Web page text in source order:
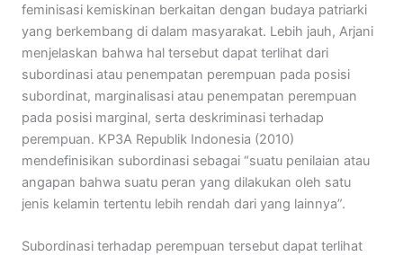
feminisasi kemiskinan berkaitan dengan budaya patriarki
yang berkembang di dalam masyarakat. Lebih jauh, Arjani
menjelaskan bahwa hal tersebut dapat terlihat dari
subordinasi atau penempatan perempuan pada posisi
subordinat, marginalisasi atau penempatan perempuan
pada posisi marginal, serta deskriminasi terhadap
perempuan. KP3A Republik Indonesia (2010)
mendefinisikan subordinasi sebagai “suatu penilaian atau
angapan bahwa suatu peran yang dilakukan oleh satu
jenis kelamin tertentu lebih rendah dari yang lainnya”.
Subordinasi terhadap perempuan tersebut dapat terlihat